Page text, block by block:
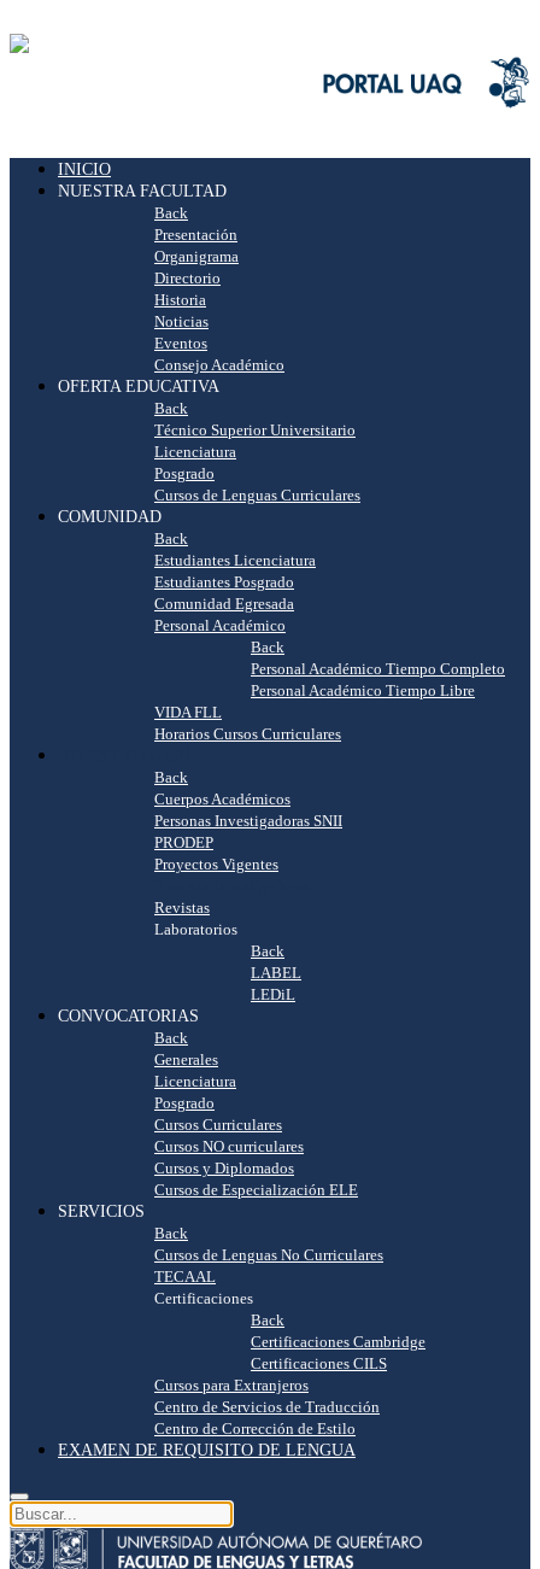
INICIO
NUESTRA FACULTAD
Back
Presentación
Organigrama
Directorio
Historia
Noticias
Eventos
Consejo Académico
OFERTA EDUCATIVA
Back
Técnico Superior Universitario
Licenciatura
Posgrado
Cursos de Lenguas Curriculares
COMUNIDAD
Back
Estudiantes Licenciatura
Estudiantes Posgrado
Comunidad Egresada
Personal Académico
Back
Personal Académico Tiempo Completo
Personal Académico Tiempo Libre
VIDA FLL
Horarios Cursos Curriculares
Back
Cuerpos Académicos
Personas Investigadoras SNII
PRODEP
Proyectos Vigentes
Revistas
Laboratorios
Back
LABEL
LEDiL
CONVOCATORIAS
Back
Generales
Licenciatura
Posgrado
Cursos Curriculares
Cursos NO curriculares
Cursos y Diplomados
Cursos de Especialización ELE
SERVICIOS
Back
Cursos de Lenguas No Curriculares
TECAAL
Certificaciones
Back
Certificaciones Cambridge
Certificaciones CILS
Cursos para Extranjeros
Centro de Servicios de Traducción
Centro de Corrección de Estilo
EXAMEN DE REQUISITO DE LENGUA